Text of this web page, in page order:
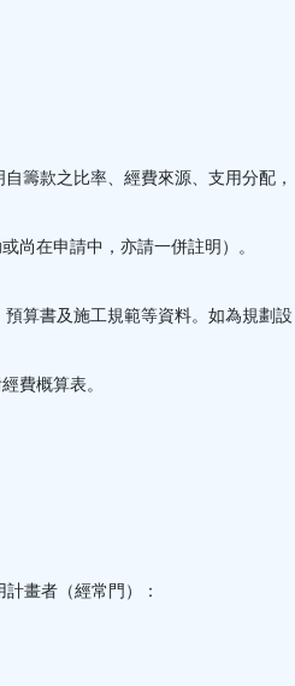
款之比率、經費來源、支用分配，
在申請中，亦請一併註明）。
書及施工規範等資料。如為規劃設
概算表。
畫者（經常門）：